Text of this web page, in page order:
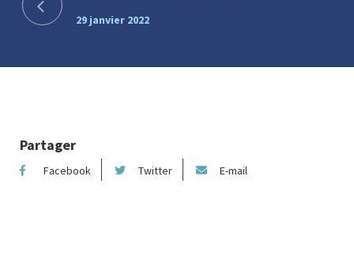
29 janvier 2022
Partager
Facebook Twitter E-mail